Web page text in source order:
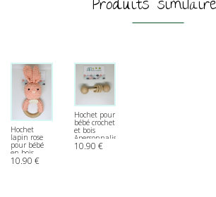
Produits
Hochet
lapin rose
pour bébé
en bois
Apersonnaliser
10.90 €
Hochet pour
bébé crochet
et bois
Apersonnaliser
10.90 €